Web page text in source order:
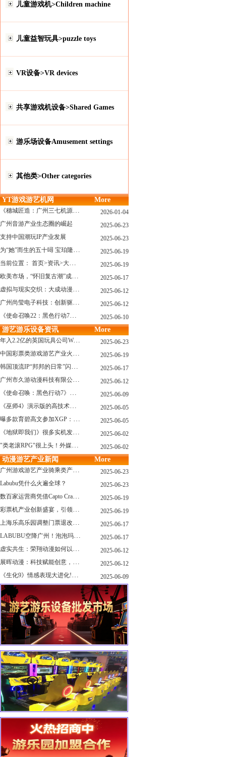
儿童游戏机>Children machine
儿童益智玩具>puzzle toys
VR设备>VR devices
共享游戏机设备>Shared Games
游乐场设备Amusement settings
其他类>Other categories
YT游戏游艺机网
More
《穗城匠造：广州三七机源头的工厂店密码》
2026-01-04
广州音游产业生态圈的崛起
2025-06-23
支持中国潮玩IP产业发展
2025-06-23
为“她”而生的五十噚 宝珀隆重推出全新五十噚女士潜水腕表 2025-06-19
当前位置： 首页>资讯>大型游戏展览和新游戏厅6月大温揭幕 大型游戏展览和新游戏厅6月大温揭幕 2025-06-19
欧美市场，“怀旧复古潮”成今年爆火！ 2025-06-17
虚拟与现实交织：大成动漫如何用"数字工匠精神"重塑游艺产业价值生态 2025-06-12
广州尚莹电子科技：创新驱动，引领游艺产业智能化新浪潮 2025-06-12
《使命召唤22：黑色行动7》战役模式传闻引不满:玩家将扮演无名士兵 2025-06-10
游艺游乐设备资讯
More
年入2.2亿的英国玩具公司Wow! Stuff被收购！
2025-06-23
中国彩票类游戏游艺产业火红现状深度分析 2025-06-19
韩国顶流IP“邦邦的日常”闪现深圳 2025-06-17
广州市久游动漫科技有限公司：创新驱动，引领游艺产业新浪潮 2025-06-12
《使命召唤：黑色行动7》问题多多：或将重蹈覆辙 2025-06-09
《巫师4》演示版的高技术力能在PS5上复现吗？数毛社以为很有或许！ 2025-06-05
曝多款育碧高文参加XGP：《星球大战：亡命之徒》、《阿凡达：潘多拉边境》、《刺客信条：影》等 2025-06-05
《地狱即我们》很多实机发布！虚幻5的地狱级画质！ 2025-06-02
"类老滚RPG"很上头！外媒盛赞新作《污痕圣杯》 2025-06-02
动漫游艺产业新闻
More
广州游戏游艺产业骑乘类产品的创新革命与沉浸式体验升级
2025-06-23
Labubu凭什么火遍全球？
2025-06-23
数百家运营商凭借Capto Crane娃娃机赢得玩家青睐——您呢？ 2025-06-19
彩票机产业创新盛宴，引领数字娱乐新潮流 2025-06-19
上海乐高乐园调整门票退改政策，多项“全球首发”引关注 2025-06-17
LABUBU空降广州！泡泡玛特快闪店限时开启 2025-06-17
虚实共生：荣翔动漫如何以"科技+文化"双轮驱动重塑游艺产业新生态 2025-06-12
展晖动漫：科技赋能创意，打造沉浸式游艺新体验 2025-06-12
《生化9》情感表现大进化!眼神、颤抖细节拉满！ 2025-06-09